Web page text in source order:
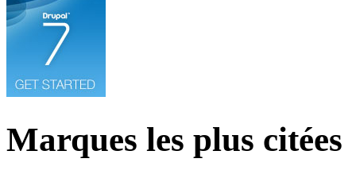
Marques les plus citées